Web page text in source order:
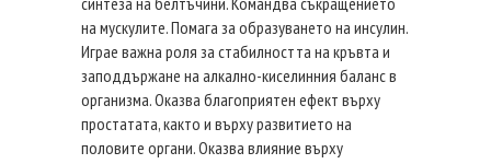
на мускулите. Помага за образуването на инсулин.
Играе важна роля за стабилността на кръвта и
заподдържане на алкално-киселинния баланс в
организма. Оказва благоприятен ефект върху
простатата, както и върху развитието на
половите органи. Оказва влияние върху